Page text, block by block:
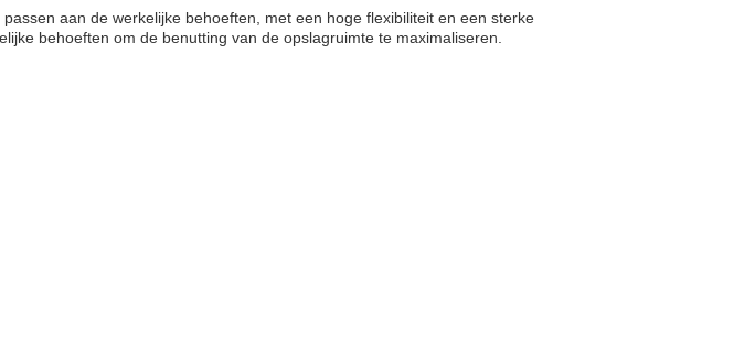
aan de werkelijke behoeften, met een hoge flexibiliteit en een sterke
behoeften om de benutting van de opslagruimte te maximaliseren.